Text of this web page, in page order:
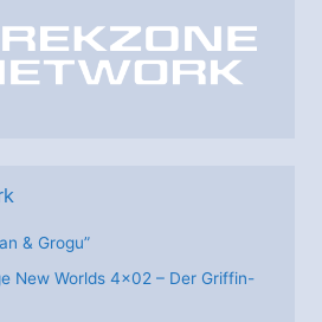
& Grogu”
New Worlds 4×02 – Der Griffin-